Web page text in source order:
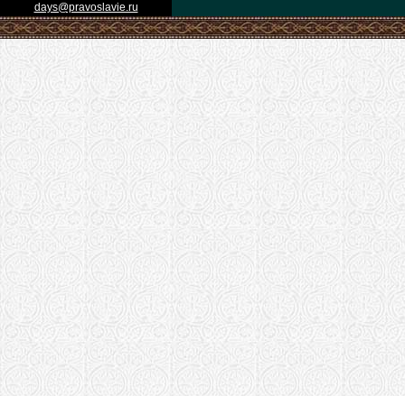
days@pravoslavie.ru